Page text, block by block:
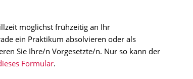
möglichst frühzeitig an Ihr
ein Praktikum absolvieren oder als
Sie Ihre/n Vorgesetzte/n. Nur so kann der
Formular.